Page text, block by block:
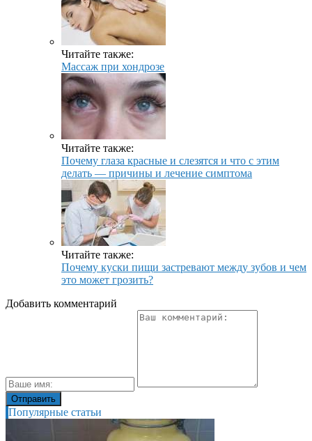
Читайте также:
Массаж при хондрозе
Читайте также:
Почему глаза красные и слезятся и что с этим
делать — причины и лечение симптома
Читайте также:
Почему куски пищи застревают между зубов и чем
это может грозить?
Добавить комментарий
Популярные статьи